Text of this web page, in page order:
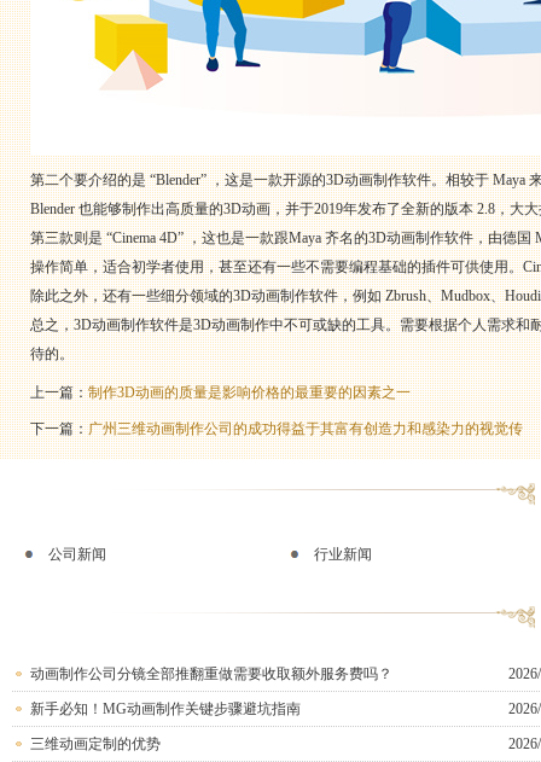
第二个要介绍的是 “Blender” ，这是一款开源的3D动画制作软件。相较于
Blender 也能够制作出高质量的3D动画，并于2019年发布了全新的版本 2.8，
第三款则是 “Cinema 4D” ，这也是一款跟Maya 齐名的3D动画制作软件，由德
操作简单，适合初学者使用，甚至还有一些不需要编程基础的插件可供使用。
除此之外，还有一些细分领域的3D动画制作软件，例如 Zbrush、Mudbox、
总之，3D动画制作软件是3D动画制作中不可或缺的工具。需要根据个人需求
待的。
上一篇：制作3D动画的质量是影响价格的最重要的因素之一
下一篇：广州三维动画制作公司的成功得益于其富有创造力和感染力的视觉传
公司新闻 行业新闻
动画制作公司分镜全部推翻重做需要收取额外服务费吗？
新手必知！MG动画制作关键步骤避坑指南
三维动画定制的优势